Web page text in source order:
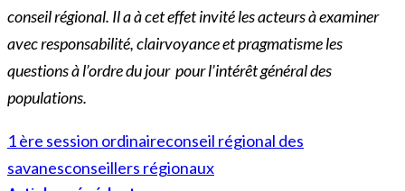
conseil régional. Il a à cet effet invité les acteurs à examiner
avec responsabilité, clairvoyance et pragmatisme les
questions à l’ordre du jour pour l’intérêt général des
populations.
1 ère session ordinaireconseil régional des
savanesconseillers régionaux